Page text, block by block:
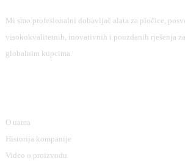
Mi smo profesionalni dobavljač alata za pločice,
visokokvalitetnih, inovativnih i pouzdanih rješenja
globalnim kupcima.
O nama
Historija kompanije
Video o proizvodu